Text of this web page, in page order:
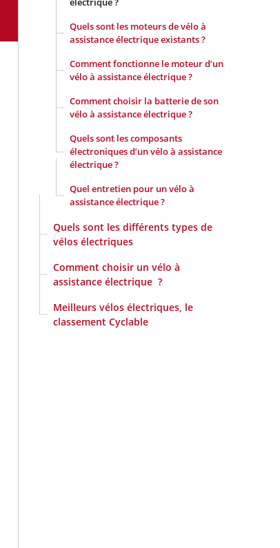
Quels sont les moteurs de vélo à
assistance électrique existants ?
Comment fonctionne le moteur d’un
vélo à assistance électrique ?
Comment choisir la batterie de son
vélo à assistance électrique ?
Quels sont les composants
électroniques d’un vélo à assistance
électrique ?
Quel entretien pour un vélo à
assistance électrique ?
Quels sont les différents types de
vélos électriques
Comment choisir un vélo à
assistance électrique ?
Meilleurs vélos électriques, le
classement Cyclable